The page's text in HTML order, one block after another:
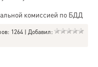
комиссией по БДД
: 1264 | Добавил: